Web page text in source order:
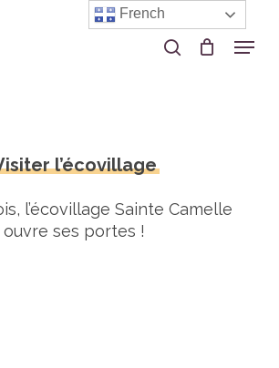
search Menu
l’écovillage
l’écovillage Sainte Camelle
ouvre ses portes !
Close
French